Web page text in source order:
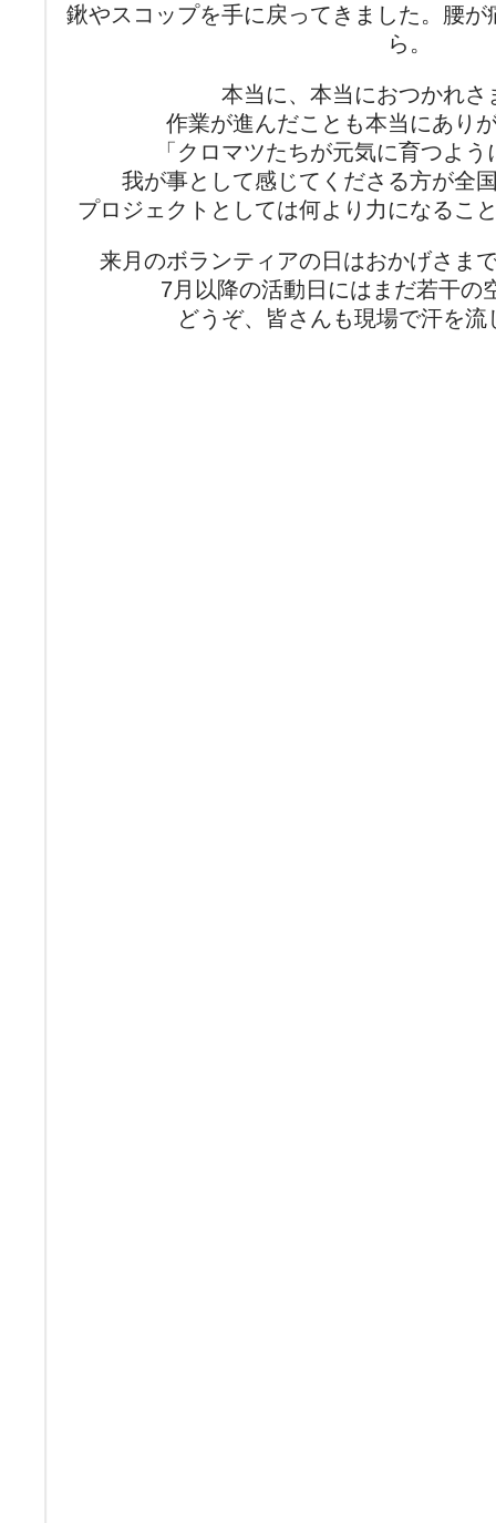
鍬やスコップを手に戻ってきました。腰
ら。
本当に、本当におつかれさ
作業が進んだことも本当にあり
「クロマツたちが元気に育つよ
我が事として感じてくださる方が全
プロジェクトとしては何より力になるこ
来月のボランティアの日はおかげさま
7月以降の活動日にはまだ若干の
どうぞ、皆さんも現場で汗を流